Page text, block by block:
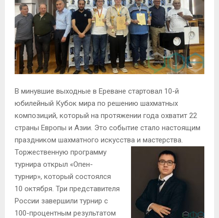
В минувшие выходные в Ереване стартовал 10-й
юбилейный Кубок мира по решению шахматных
композиций, который на протяжении года охватит 22
страны Европы и Азии. Это событие стало настоящим
праздником шахматного искусства и мастерства.
Торжественную программу
турнира открыл «Опен-
турнир», который состоялся
10 октября. Три представителя
России завершили турнир с
100-процентным результатом